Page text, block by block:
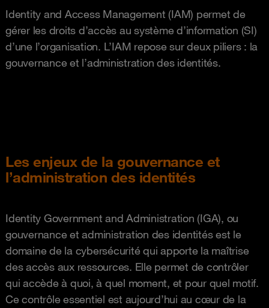
Identity and Access Management (IAM) permet de
gérer les droits d’accès au système d’information (SI)
d’une l’organisation. L’IAM repose sur deux piliers : la
gouvernance et l’administration des identités.
Les enjeux de la gouvernance et
l’administration des identités
Identity Government and Administration (IGA), ou
gouvernance et administration des identités est le
domaine de la cybersécurité qui apporte la maîtrise
des accès aux ressources. Elle permet de contrôler
qui accède à quoi, à quel moment, et pour quel motif.
Ce contrôle essentiel est aujourd’hui au cœur de la